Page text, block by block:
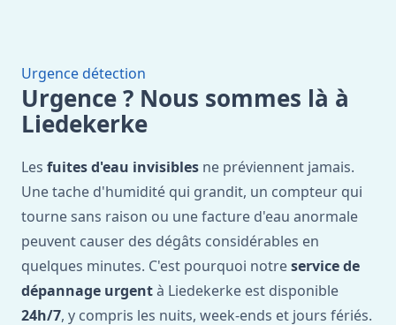
Urgence détection
Urgence ? Nous sommes là à
Liedekerke
Les fuites d'eau invisibles ne préviennent jamais.
Une tache d'humidité qui grandit, un compteur qui
tourne sans raison ou une facture d'eau anormale
peuvent causer des dégâts considérables en
quelques minutes. C'est pourquoi notreservice de
dépannage urgentà Liedekerke est disponible
24h/7, y compris les nuits, week-ends et jours fériés.